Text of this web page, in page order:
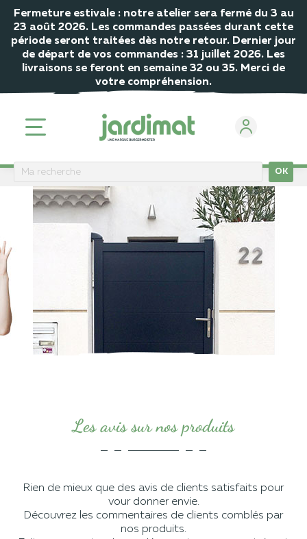
Fermeture estivale : notre atelier sera fermé du 3 au
23 août 2026. Les commandes passées durant cette
période seront traitées dès notre retour. Dernier jour
de départ de vos commandes : 31 juillet 2026. Les
livraisons se feront en semaine 32 ou 35. Merci de
votre compréhension.
OK
ACCUEIL Les avis de nos clients sur les produits jardimat
Les avis sur nos produits
Rien de mieux que des avis de clients satisfaits pour
vour donner envie.
Découvrez les commentaires de clients comblés par
nos produits.